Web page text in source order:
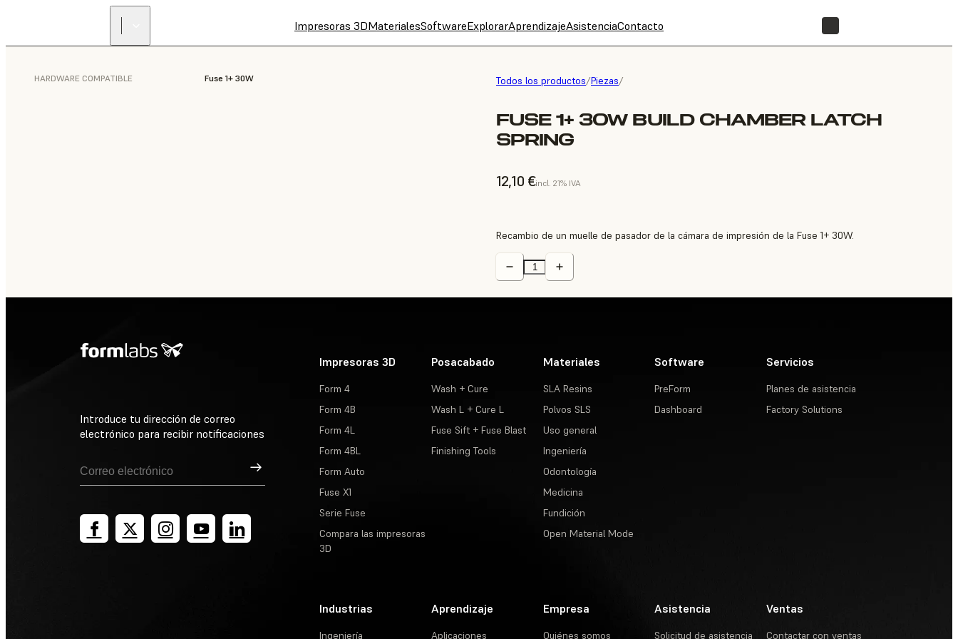
Impresoras 3DMaterialesSoftwareExplorarAprendizajeAsistenciaContacto
Todos los productos/Piezas/
FUSE 1+ 30W BUILD CHAMBER LATCH
SPRING
12,10 €incl. 21% IVA
HARDWARE COMPATIBLE Fuse 1+ 30W
Recambio de un muelle de pasador de la cámara de impresión de la Fuse 1+ 30W.
Introduce tu dirección de correo
electrónico para recibir notificaciones
Suscribirse
Impresoras 3D
Form 4
Form 4B
Form 4L
Form 4BL
Form Auto
Fuse X1
Serie Fuse
Compara las impresoras
3D
Posacabado
Wash + Cure
Wash L + Cure L
Fuse Sift + Fuse Blast
Finishing Tools
Materiales
SLA Resins
Polvos SLS
Uso general
Ingeniería
Odontología
Medicina
Fundición
Open Material Mode
Software
PreForm
Dashboard
Servicios
Planes de asistencia
Factory Solutions
Industrias
Ingeniería
Aprendizaje
Aplicaciones
Empresa
Quiénes somos
Asistencia
Solicitud de asistencia
Ventas
Contactar con ventas